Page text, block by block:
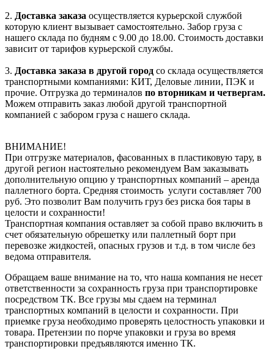
2. Доставка заказа осуществляется курьерской службой
которую клиент вызывает самостоятельно. Забор груза с
нашего склада по будням с 9.00 до 18.00. Стоимость доставки
зависит от тарифов курьерской службы.
3. Доставка заказа в другой город со склада осуществляется
транспортными компаниями: КИТ, Деловые линии, ПЭК и
прочие. Отгрузка до терминалов по вторникам и четвергам.
Можем отправить заказ любой другой транспортной
компанией с забором груза с нашего склада.
ВНИМАНИЕ!
При отгрузке материалов, фасованных в пластиковую тару, в
другой регион настоятельно рекомендуем Вам заказывать
дополнительную опцию у транспортных компаний – аренда
паллетного борта. Средняя стоимость услуги составляет 700
руб. Это позволит Вам получить груз без риска боя тары в
целости и сохранности!
Транспортная компания оставляет за собой право включить в
счет обязательную обрешетку или паллетный борт при
перевозке жидкостей, опасных грузов и т.д. в том числе без
ведома отправителя.
Обращаем ваше внимание на то, что наша компания не несет
ответственности за сохранность груза при транспортировке
посредством ТК. Все грузы мы сдаем на терминал
транспортных компаний в целости и сохранности. При
приемке груза необходимо проверять целостность упаковки и
товара. Претензии по порче упаковки и груза во время
транспортировки предъявляются именно ТК.